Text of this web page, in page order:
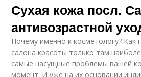
Сухая кожа посл.
антивозрастной
Почему именно к косметологу? Как
салона красоты только там
самые насущные проблемы вашей
момент. И уже на их основании